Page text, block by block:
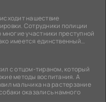
нашествие
Сотрудники полиции
участники преступной
имеется единственный
с отцом-тираном, который
методы воспитания. А
мальчика на растерзание
оказались намного